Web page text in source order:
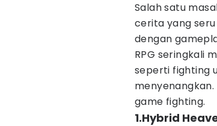
Salah satu
cerita yang
dengan
RPG seringkali
seperti fighting
game fighting.
1.Hybrid